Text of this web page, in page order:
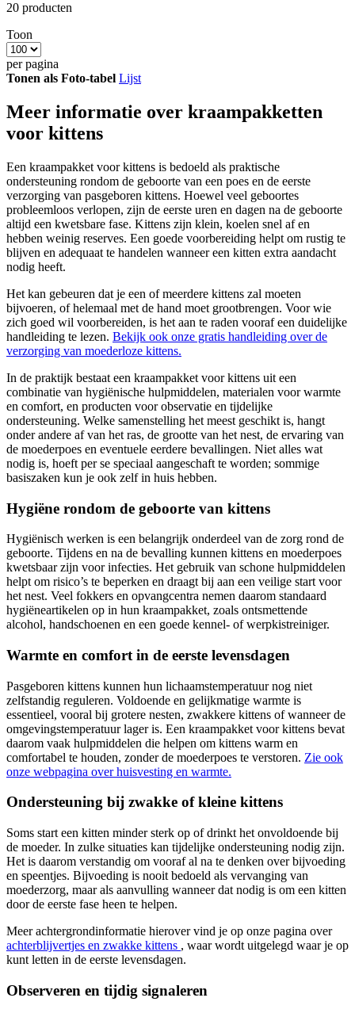
20 producten
Toon
per pagina
Tonen als Foto-tabel Lijst
Meer informatie over kraampakketten
voor kittens
Een kraampakket voor kittens is bedoeld als praktische
ondersteuning rondom de geboorte van een poes en de eerste
verzorging van pasgeboren kittens. Hoewel veel geboortes
probleemloos verlopen, zijn de eerste uren en dagen na de geboorte
altijd een kwetsbare fase. Kittens zijn klein, koelen snel af en
hebben weinig reserves. Een goede voorbereiding helpt om rustig te
blijven en adequaat te handelen wanneer een kitten extra aandacht
nodig heeft.
Het kan gebeuren dat je een of meerdere kittens zal moeten
bijvoeren, of helemaal met de hand moet grootbrengen. Voor wie
zich goed wil voorbereiden, is het aan te raden vooraf een duidelijke
handleiding te lezen. Bekijk ook onze gratis handleiding over de
verzorging van moederloze kittens.
In de praktijk bestaat een kraampakket voor kittens uit een
combinatie van hygiënische hulpmiddelen, materialen voor warmte
en comfort, en producten voor observatie en tijdelijke
ondersteuning. Welke samenstelling het meest geschikt is, hangt
onder andere af van het ras, de grootte van het nest, de ervaring van
de moederpoes en eventuele eerdere bevallingen. Niet alles wat
nodig is, hoeft per se speciaal aangeschaft te worden; sommige
basiszaken kun je ook zelf in huis hebben.
Hygiëne rondom de geboorte van kittens
Hygiënisch werken is een belangrijk onderdeel van de zorg rond de
geboorte. Tijdens en na de bevalling kunnen kittens en moederpoes
kwetsbaar zijn voor infecties. Het gebruik van schone hulpmiddelen
helpt om risico’s te beperken en draagt bij aan een veilige start voor
het nest. Veel fokkers en opvangcentra nemen daarom standaard
hygiëneartikelen op in hun kraampakket, zoals ontsmettende
alcohol, handschoenen en een goede kennel- of werpkistreiniger.
Warmte en comfort in de eerste levensdagen
Pasgeboren kittens kunnen hun lichaamstemperatuur nog niet
zelfstandig reguleren. Voldoende en gelijkmatige warmte is
essentieel, vooral bij grotere nesten, zwakkere kittens of wanneer de
omgevingstemperatuur lager is. Een kraampakket voor kittens bevat
daarom vaak hulpmiddelen die helpen om kittens warm en
comfortabel te houden, zonder de moederpoes te verstoren. Zie ook
onze webpagina over huisvesting en warmte.
Ondersteuning bij zwakke of kleine kittens
Soms start een kitten minder sterk op of drinkt het onvoldoende bij
de moeder. In zulke situaties kan tijdelijke ondersteuning nodig zijn.
Het is daarom verstandig om vooraf al na te denken over bijvoeding
en speentjes. Bijvoeding is nooit bedoeld als vervanging van
moederzorg, maar als aanvulling wanneer dat nodig is om een kitten
door de eerste fase heen te helpen.
Meer achtergrondinformatie hierover vind je op onze pagina over
achterblijvertjes en zwakke kittens , waar wordt uitgelegd waar je op
kunt letten in de eerste levensdagen.
Observeren en tijdig signaleren